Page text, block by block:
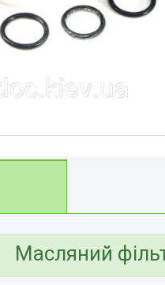
Масляний